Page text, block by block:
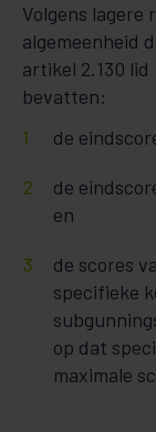
Volgens
algemeenheid
artikel 2.130 lid
bevatten:
de
de
en
de scores
specifieke
op dat
maximale